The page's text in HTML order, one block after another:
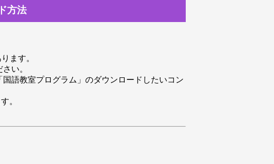
方法
ます。
い。
語教室プログラム」のダウンロードしたいコン
。